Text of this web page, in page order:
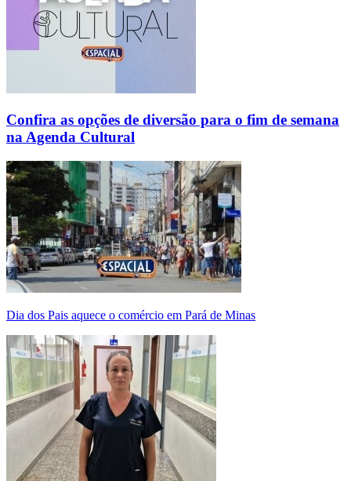
Confira as opções de diversão para o fim de semana
na Agenda Cultural
Dia dos Pais aquece o comércio em Pará de Minas